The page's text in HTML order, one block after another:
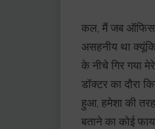
कल, मैं जब ऑफिस
असहनीय था
के नीचे गिर गया
डॉक्टर का दौरा
हुआ, हमेशा की
बताने का कोई